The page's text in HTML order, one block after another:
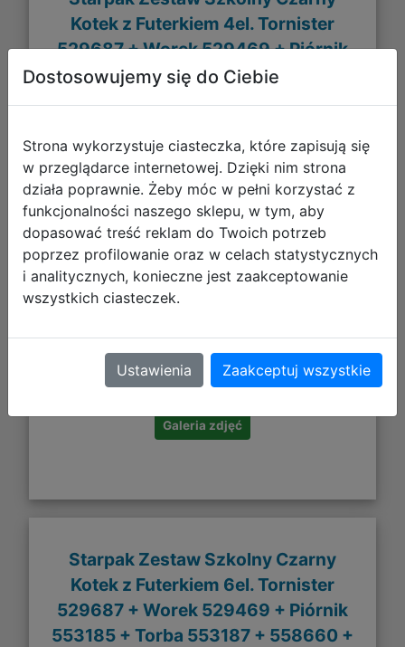
Kotek z Futerkiem 4el. Tornister
529687 + Worek 529469 + Piórnik
553185 + Torba 553187
DO KOSZYKA
Galeria zdjęć
Starpak Zestaw Szkolny Czarny
Kotek z Futerkiem 6el. Tornister
529687 + Worek 529469 + Piórnik
553185 + Torba 553187 + 558660 +
Dostosowujemy się do Ciebie
Strona wykorzystuje ciasteczka, które zapisują się
w przeglądarce internetowej. Dzięki nim strona
działa poprawnie. Żeby móc w pełni korzystać z
funkcjonalności naszego sklepu, w tym, aby
dopasować treść reklam do Twoich potrzeb
poprzez profilowanie oraz w celach statystycznych
i analitycznych, konieczne jest zaakceptowanie
wszystkich ciasteczek.
Ustawienia Zaakceptuj wszystkie